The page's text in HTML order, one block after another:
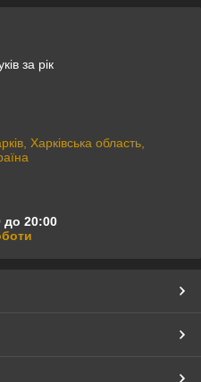
за рік
Харківська область,
до 20:00